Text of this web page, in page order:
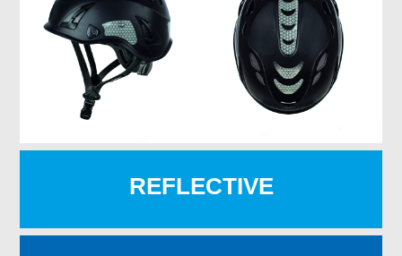
REFLECTIVE